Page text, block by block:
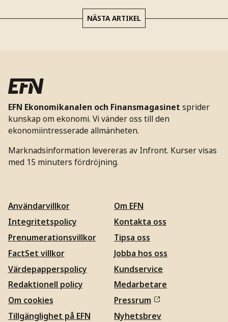
NÄSTA ARTIKEL
EFN Ekonomikanalen och Finansmagasinet sprider
kunskap om ekonomi. Vi vänder oss till den
ekonomiintresserade allmänheten.
Marknadsinformation levereras av Infront. Kurser visas
med 15 minuters fördröjning.
Användarvillkor
Integritetspolicy
Prenumerationsvillkor
FactSet villkor
Värdepapperspolicy
Redaktionell policy
Om cookies
Tillgänglighet på EFN
Om EFN
Kontakta oss
Tipsa oss
Jobba hos oss
Kundservice
Medarbetare
Pressrum
Nyhetsbrev